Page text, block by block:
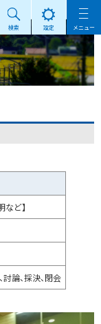
検索 設定 メニュー
ど】
論、採決、閉会